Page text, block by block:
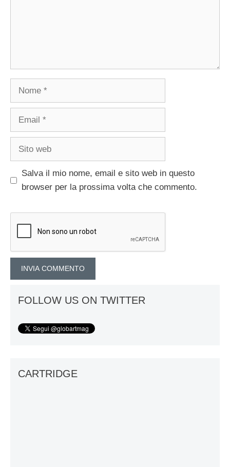
Nome
Email
Sito
Salva il mio nome, email e sito web in questo
browser per la prossima volta che commento.
FOLLOW US ON TWITTER
CARTRIDGE